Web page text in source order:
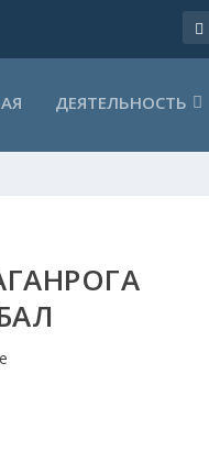
ДЕЯТЕЛЬНОСТЬ